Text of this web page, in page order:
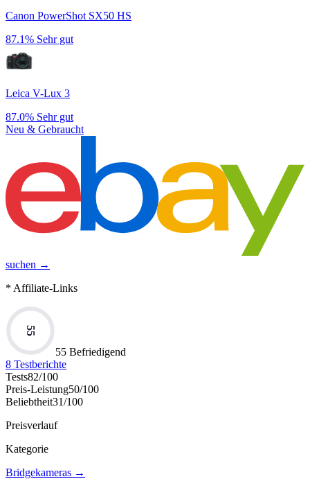
Canon PowerShot SX50 HS
87.1% Sehr gut
Leica V-Lux 3
87.0% Sehr gut
Neu & Gebraucht
suchen →
* Affiliate-Links
55
55 Befriedigend
8 Testberichte
Tests82/100
Preis-Leistung50/100
Beliebtheit31/100
Preisverlauf
Kategorie
Bridgekameras →